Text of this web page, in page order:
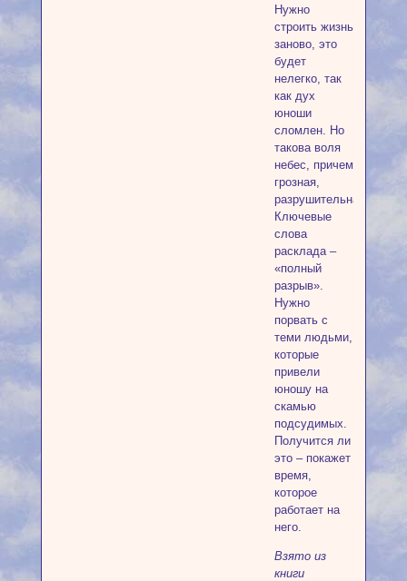
Нужно
строить жизнь
заново, это
будет
нелегко, так
как дух
юноши
сломлен. Но
такова воля
небес, причем
грозная,
разрушительная.
Ключевые
слова
расклада –
«полный
разрыв».
Нужно
порвать с
теми людьми,
которые
привели
юношу на
скамью
подсудимых.
Получится ли
это – покажет
время,
которое
работает на
него.
Взято из
книги